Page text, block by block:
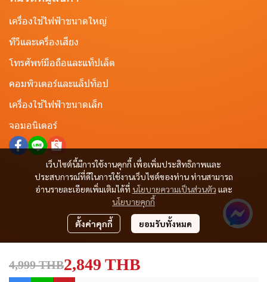
4,999 THB2,849 THB
เว็บไซต์นี้มีการใช้งานคุกกี้ เพื่อเพิ่มประสิทธิภาพและ
ประสบการณ์ที่ดีในการใช้งานเว็บไซต์ของท่าน ท่านสามารถ
อ่านรายละเอียดเพิ่มเติมได้ที่ นโยบายความเป็นส่วนตัว และ
นโยบายคุกกี้
ตั้งค่าคุกกี้ ยอมรับทั้งหมด
เครื่องใช้ไฟฟ้าขนาดใหญ่
ทีวีและเครื่องเสียง
โทรศัพท์มือถือและแท็ปเล็ต
คอมพิวเตอร์และแล็ปท็อป
เครื่องใช้ไฟฟ้าขนาดเล็ก
จอมอนิเตอร์